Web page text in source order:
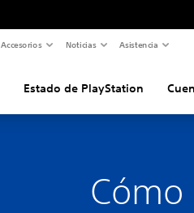
Accesorios Noticias Asistencia
Estado de PlayStation